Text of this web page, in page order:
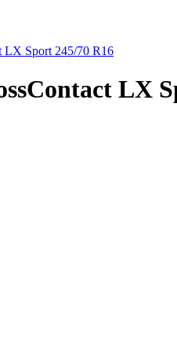
LX Sport 245/70 R16
LX